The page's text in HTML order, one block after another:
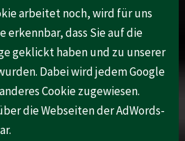
arbeitet noch, wird für uns
erkennbar, dass Sie auf die
geklickt haben und zu unserer
Dabei wird jedem Google
Cookie zugewiesen.
die Webseiten der AdWords-